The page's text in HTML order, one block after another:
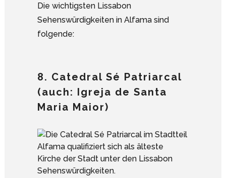
Die wichtigsten Lissabon
Sehenswürdigkeiten in Alfama sind
folgende:
8. Catedral Sé Patriarcal
(auch: Igreja de Santa
Maria Maior)